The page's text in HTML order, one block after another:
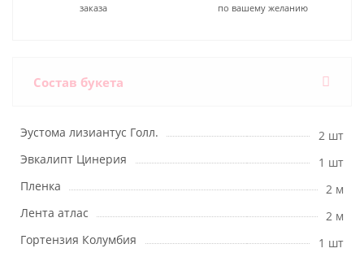
заказа
по вашему желанию
Состав букета
Эустома лизиантус Голл.
2 шт
Эвкалипт Цинерия
1 шт
Пленка
2 м
Лента атлас
2 м
Гортензия Колумбия
1 шт